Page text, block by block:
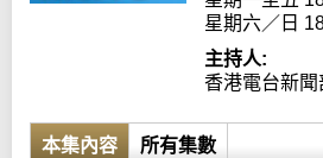
星期六／日
主持人:
香港電台新聞
本集內容 所有集數